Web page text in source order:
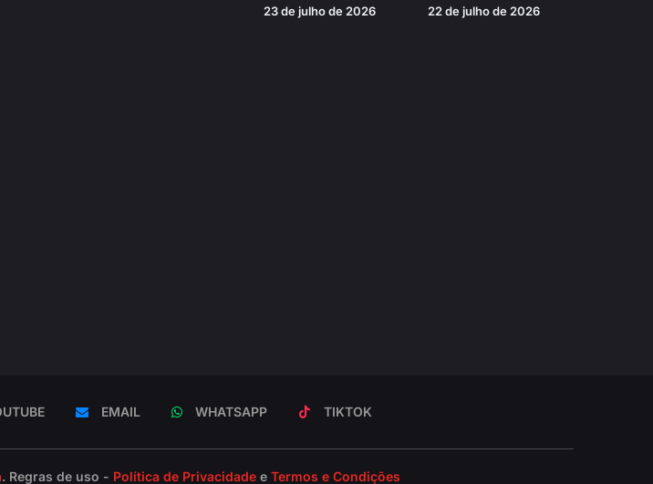
23 de julho de 2026 22 de julho de 2026
EMAIL WHATSAPP TIKTOK
. Regras de uso - Política de Privacidade e Termos e Condições